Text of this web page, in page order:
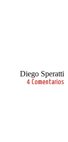
Diego Speratti
4 Comentarios